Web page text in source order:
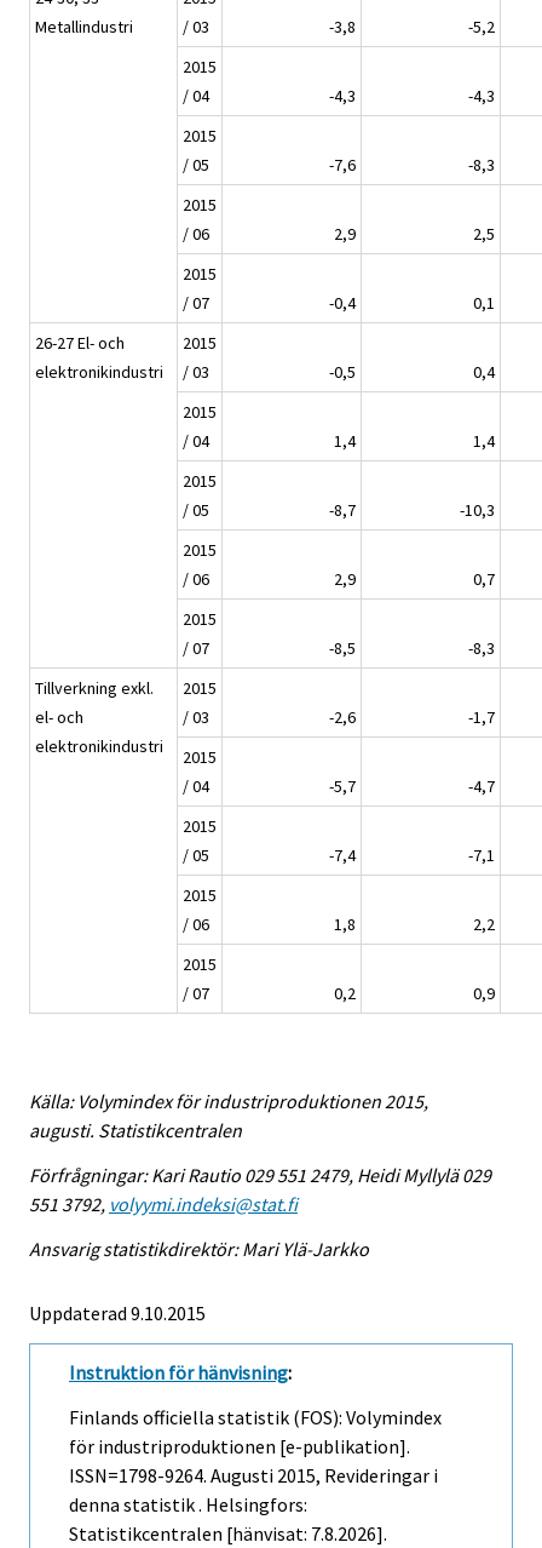
Metallindustri
/ 03
-3,8
-5,2
2015
/ 04
-4,3
-4,3
2015
/ 05
-7,6
-8,3
2015
/ 06
2,9
2,5
2015
/ 07
-0,4
0,1
26-27 El- och
elektronikindustri
2015
/ 03
-0,5
0,4
2015
/ 04
1,4
1,4
2015
/ 05
-8,7
-10,3
2015
/ 06
2,9
0,7
2015
/ 07
-8,5
-8,3
Tillverkning exkl.
el- och
elektronikindustri
2015
/ 03
-2,6
-1,7
2015
/ 04
-5,7
-4,7
2015
/ 05
-7,4
-7,1
2015
/ 06
1,8
2,2
2015
/ 07
0,2 0,9
Källa: Volymindex för industriproduktionen 2015,
augusti. Statistikcentralen
Förfrågningar: Kari Rautio 029 551 2479, Heidi Myllylä 029
551 3792, volyymi.indeksi@stat.fi
Ansvarig statistikdirektör: Mari Ylä-Jarkko
Uppdaterad 9.10.2015
Instruktion för hänvisning:
Finlands officiella statistik (FOS): Volymindex
för industriproduktionen [e-publikation].
ISSN=1798-9264. Augusti 2015, Revideringar i
denna statistik . Helsingfors:
Statistikcentralen [hänvisat: 7.8.2026].